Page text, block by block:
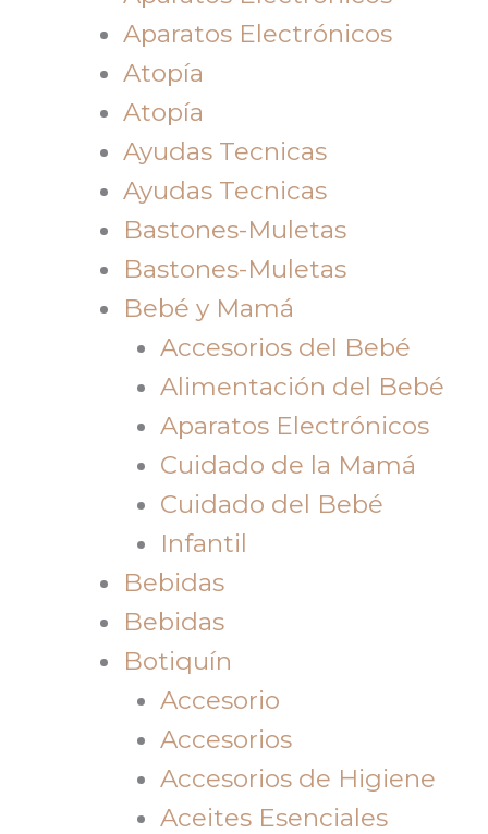
Aparatos Electrónicos
Atopía
Atopía
Ayudas Tecnicas
Ayudas Tecnicas
Bastones-Muletas
Bastones-Muletas
Bebé y Mamá
Accesorios del Bebé
Alimentación del Bebé
Aparatos Electrónicos
Cuidado de la Mamá
Cuidado del Bebé
Infantil
Bebidas
Bebidas
Botiquín
Accesorio
Accesorios
Accesorios de Higiene
Aceites Esenciales